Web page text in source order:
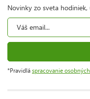
Novinky zo sveta
*Pravidlá spracovanie